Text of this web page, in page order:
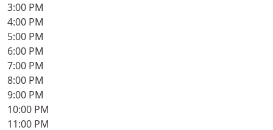
3:00 PM
4:00 PM
5:00 PM
6:00 PM
7:00 PM
8:00 PM
9:00 PM
10:00 PM
11:00 PM